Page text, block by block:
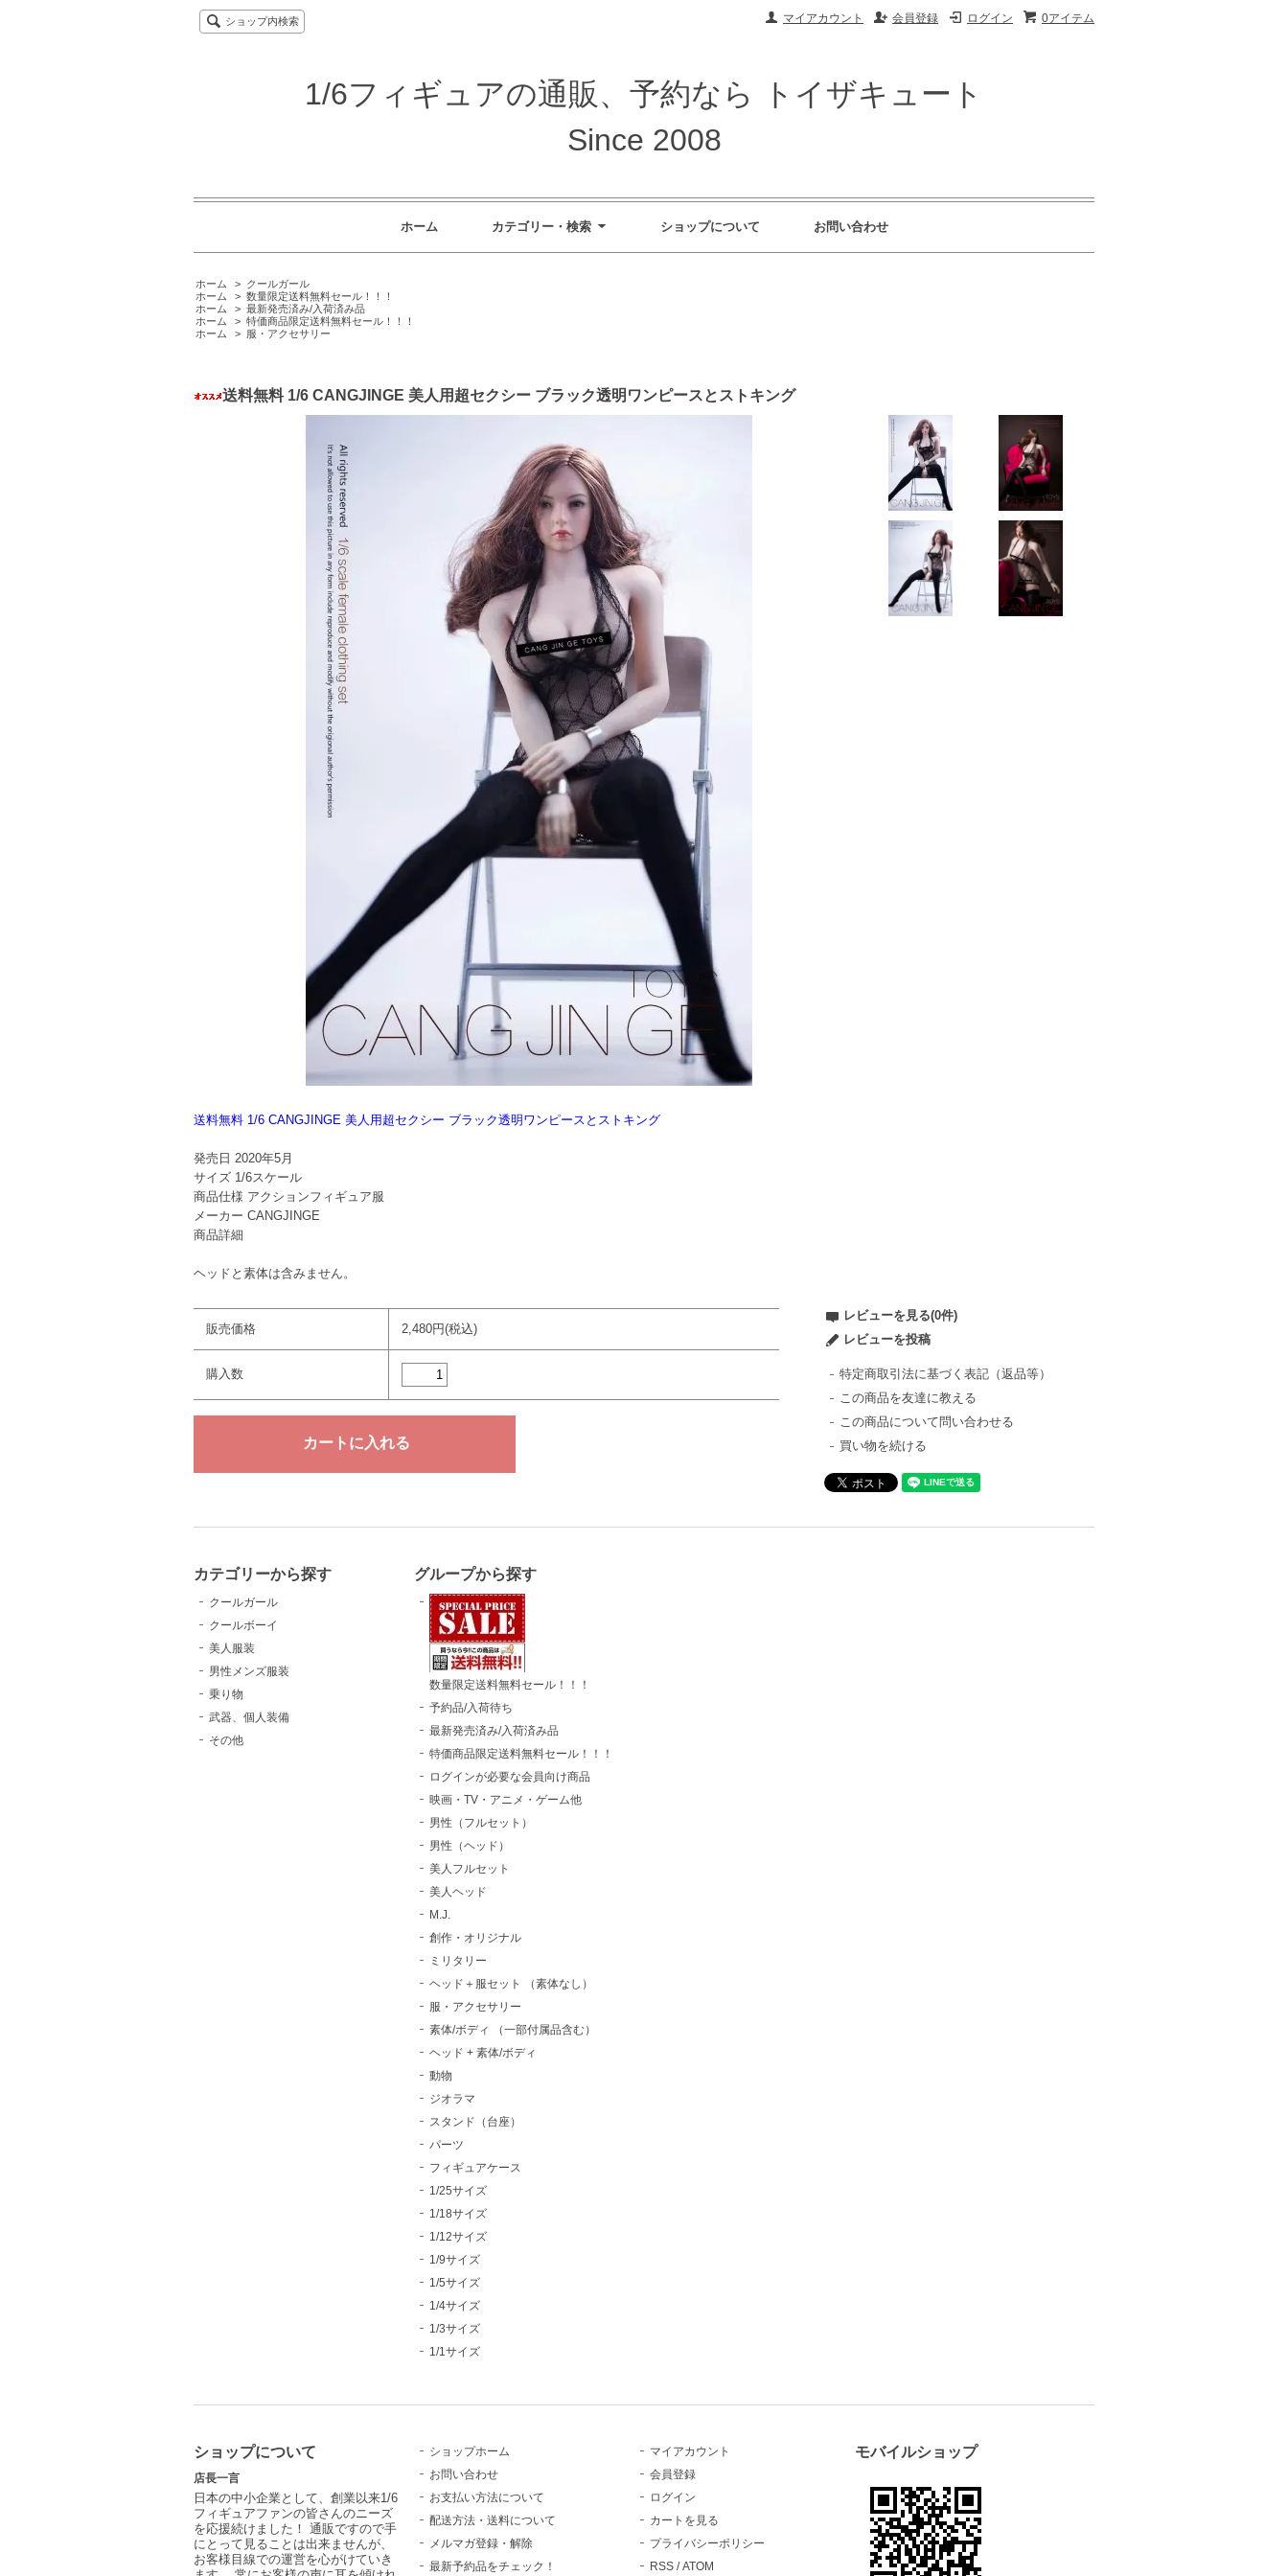
0アイテム
ログイン
会員登録
マイアカウント
ショップ内検索
1/6フィギュアの通販、予約なら トイザキュート
Since 2008
ホーム カテゴリー・検索 ショップについて お問い合わせ
ホーム > クールガール
ホーム
> 数量限定送料無料セール！！！
ホーム
> 最新発売済み/入荷済み品
ホーム
> 特価商品限定送料無料セール！！！
ホーム
> 服・アクセサリー
送料無料 1/6 CANGJINGE 美人用超セクシー ブラック透明ワンピースとストキング
送料無料 1/6 CANGJINGE 美人用超セクシー ブラック透明ワンピースとストキング
発売日 2020年5月
サイズ 1/6スケール
商品仕様 アクションフィギュア服
メーカー CANGJINGE
商品詳細
ヘッドと素体は含みません。
販売価格 2,480円(税込)
購入数
レビューを見る(0件)
レビューを投稿
特定商取引法に基づく表記（返品等）
この商品を友達に教える
この商品について問い合わせる
買い物を続ける
カテゴリーから探す
クールガール
クールボーイ
美人服装
男性メンズ服装
乗り物
武器、個人装備
その他
グループから探す
数量限定送料無料セール！！！
予約品/入荷待ち
最新発売済み/入荷済み品
特価商品限定送料無料セール！！！
ログインが必要な会員向け商品
映画・TV・アニメ・ゲーム他
男性（フルセット）
男性（ヘッド）
美人フルセット
美人ヘッド
M.J.
創作・オリジナル
ミリタリー
ヘッド＋服セット （素体なし）
服・アクセサリー
素体/ボディ （一部付属品含む）
ヘッド + 素体/ボディ
動物
ジオラマ
スタンド（台座）
パーツ
フィギュアケース
1/25サイズ
1/18サイズ
1/12サイズ
1/9サイズ
1/5サイズ
1/4サイズ
1/3サイズ
1/1サイズ
ショップについて
店長一言
日本の中小企業として、創業以来1/6
フィギュアファンの皆さんのニーズ
を応援続けました！ 通販ですので手
にとって見ることは出来ませんが、
お客様目線での運営を心がけていき
ショップホーム
お問い合わせ
お支払い方法について
配送方法・送料について
メルマガ登録・解除
最新予約品をチェック！
マイアカウント
会員登録
ログイン
カートを見る
プライバシーポリシー
RSS /ATOM
モバイルショップ